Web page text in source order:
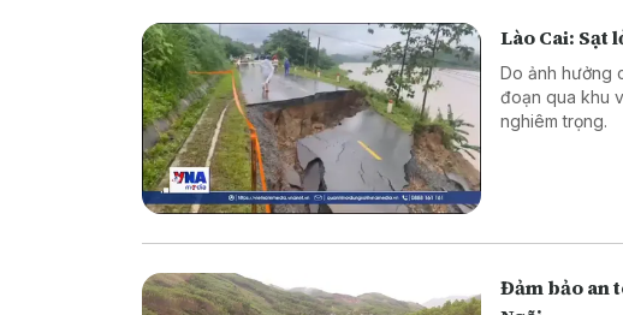
Lào Cai: Sạt
Do ảnh hưởng
đoạn qua khu
nghiêm trọng.
Đảm bảo an